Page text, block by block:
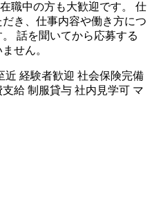
職中の方も大歓迎です。 仕
き、仕事内容や働き方につ
話を聞いてから応募する
せん。
近 経験者歓迎 社会保険完備
支給 制服貸与 社内見学可 マ